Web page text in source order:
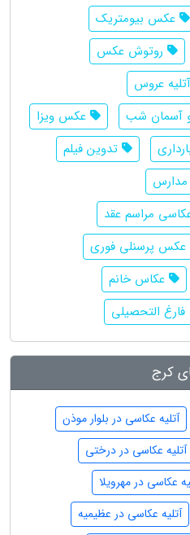
عکس بیومتریک
روتوش عکس
آتلیه عروس
آسمان شب
عکس ویزا
تدوین فیلم
مراسم عقد
عکس پرسنلی فوری
عکاس خانم
التحصیلی
کرج
آتلیه عکاسی در بلوار موذن
آتلیه عکاسی در درختی
عکاسی در مهرویلا
آتلیه عکاسی در عظیمیه